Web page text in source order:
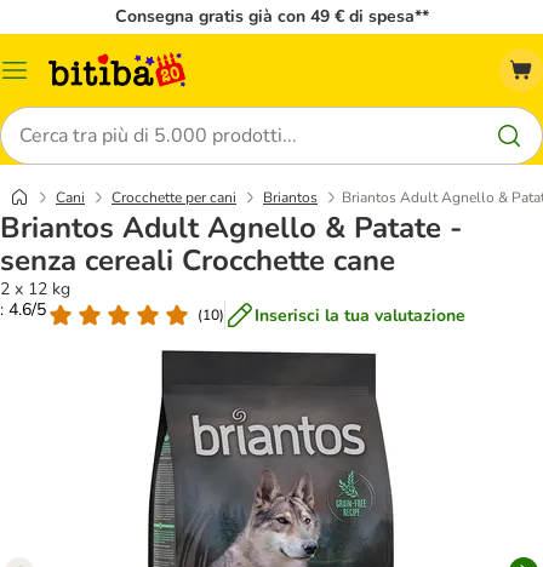
Consegna gratis già con 49 € di spesa**
Overview
Cerca
Cani Crocchette per cani Briantos Briantos Adult Agnello &
Briantos Adult Agnello & Patate -
senza cereali Crocchette cane
2 x 12 kg
: 4.6/5
(10) Inserisci la tua valutazione